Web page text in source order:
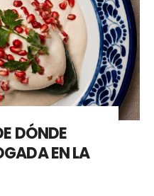
DÓNDE
EN LA